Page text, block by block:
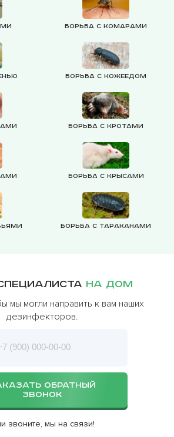
Борьба с комарами
Борьба с кожеедом
Борьба с кротами
Борьба с крысами
Борьба с тараканами
на дом
мы могли направить к вам наших
дезинфекторов.
ОБРАТНЫЙ
ЗВОНОК
звоните, мы на связи!